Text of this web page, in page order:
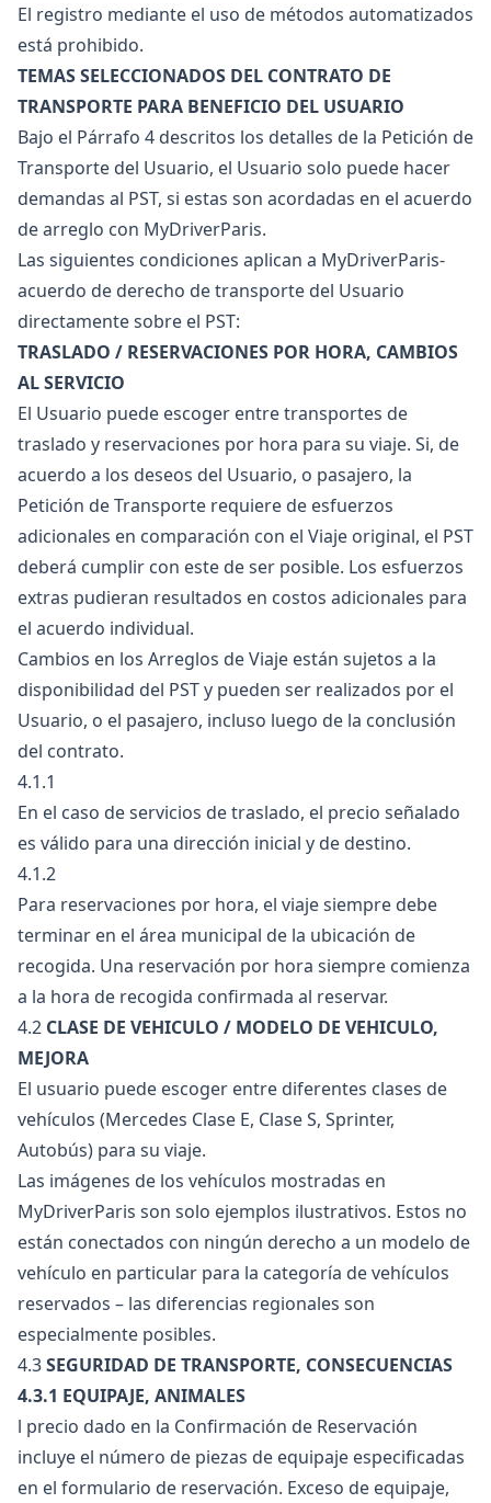
El registro mediante el uso de métodos automatizados
está prohibido.
TEMAS SELECCIONADOS DEL CONTRATO DE
TRANSPORTE PARA BENEFICIO DEL USUARIO
Bajo el Párrafo 4 descritos los detalles de la Petición de
Transporte del Usuario, el Usuario solo puede hacer
demandas al PST, si estas son acordadas en el acuerdo
de arreglo con MyDriverParis.
Las siguientes condiciones aplican a MyDriverParis-
acuerdo de derecho de transporte del Usuario
directamente sobre el PST:
TRASLADO / RESERVACIONES POR HORA, CAMBIOS
AL SERVICIO
El Usuario puede escoger entre transportes de
traslado y reservaciones por hora para su viaje. Si, de
acuerdo a los deseos del Usuario, o pasajero, la
Petición de Transporte requiere de esfuerzos
adicionales en comparación con el Viaje original, el PST
deberá cumplir con este de ser posible. Los esfuerzos
extras pudieran resultados en costos adicionales para
el acuerdo individual.
Cambios en los Arreglos de Viaje están sujetos a la
disponibilidad del PST y pueden ser realizados por el
Usuario, o el pasajero, incluso luego de la conclusión
del contrato.
4.1.1
En el caso de servicios de traslado, el precio señalado
es válido para una dirección inicial y de destino.
4.1.2
Para reservaciones por hora, el viaje siempre debe
terminar en el área municipal de la ubicación de
recogida. Una reservación por hora siempre comienza
a la hora de recogida confirmada al reservar.
4.2 CLASE DE VEHICULO / MODELO DE VEHICULO,
MEJORA
El usuario puede escoger entre diferentes clases de
vehículos (Mercedes Clase E, Clase S, Sprinter,
Autobús) para su viaje.
Las imágenes de los vehículos mostradas en
MyDriverParis son solo ejemplos ilustrativos. Estos no
están conectados con ningún derecho a un modelo de
vehículo en particular para la categoría de vehículos
reservados – las diferencias regionales son
especialmente posibles.
4.3SEGURIDAD DE TRANSPORTE, CONSECUENCIAS
4.3.1 EQUIPAJE, ANIMALES
l precio dado en la Confirmación de Reservación
incluye el número de piezas de equipaje especificadas
en el formulario de reservación. Exceso de equipaje,